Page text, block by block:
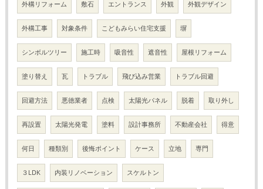
外構リフォーム 敷石 エントランス 外観 外観デザイン
外構工事 対象条件 こどもみらい住宅支援 塀
シンボルツリー 施工時 吸音性 遮音性 屋根リフォーム
塗り替え 瓦 トラブル 飛び込み営業 トラブル回避
回避方法 悪徳業者 点検 太陽光パネル 脱着 取り外し
再設置 太陽光発電 塗料 設計事務所 不動産会社 得意
何日 種類別 後悔ポイント ケース 立地 専門
３LDK 内装リノベーション スケルトン